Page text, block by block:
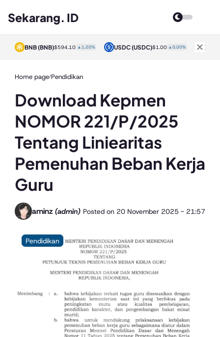
Sekarang. ID
BNB(BNB)$594.10 ▲1.20% USDC(USDC)$1.00 ▲0.00% XRP
Home page/Pendidikan
Download Kepmen
NOMOR 221/P/2025
Tentang Liniearitas
Pemenuhan Beban Kerja
Guru
aminz (admin) Posted on 20 November 2025 - 21:57
Pendidikan